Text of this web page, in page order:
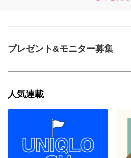
プレゼント&モニター募集
人気連載